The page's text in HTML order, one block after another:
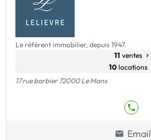
Le référent immobilier, depuis 1947.
11 ventes
10 locations
17 rue barbier 72000 Le Mans
Email